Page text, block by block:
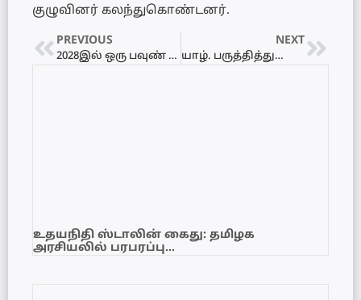
குழுவினர் கலந்துகொண்டனர்.
PREVIOUS
2028இல் ஒரு பவுண் தங்கம் ரூ. 07 லட்சம் வரை அதிகரிக்க வாய்ப்பு! – இலங்கை மக்களுக்கு அதிர்ச்சிச் செய்தி!
NEXT
யாழ். பருத்தித்துறை சந்தை வியாபாரிகள் கவனயீர்ப்புப் போராட்டம்!
உதயநிதி ஸ்டாலின் கைது: தமிழக
அரசியலில் பரபரப்பு…